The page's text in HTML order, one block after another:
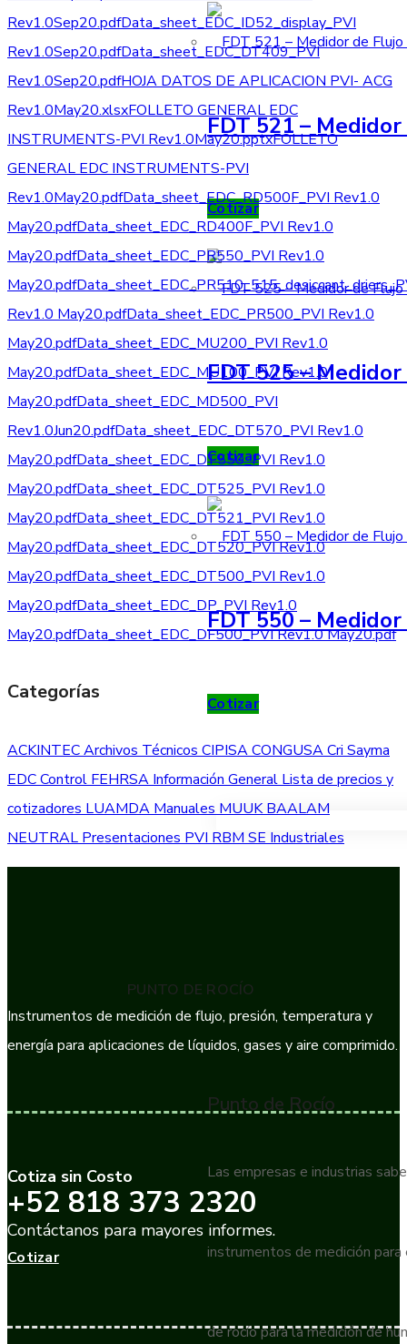
FDT 521 –
Cotizar
FDT 525 –
Cotizar
FDT 550 –
Cotizar
VER TODOS LOS
PUNTO DE ROCÍO
Punto de Rocío
Las empresas e industrias
instrumentos de medición
de rocío para la medición de
Rev1.0Sep20.pdfData_sheet_EDC_ID52_display_PVI
Rev1.0Sep20.pdfData_sheet_EDC_DT409_PVI
Rev1.0Sep20.pdfHOJA DATOS DE APLICACION PVI- ACG
Rev1.0May20.xlsxFOLLETO GENERAL EDC
INSTRUMENTS-PVI Rev1.0May20.pptxFOLLETO
GENERAL EDC INSTRUMENTS-PVI
Rev1.0May20.pdfData_sheet_EDC_RD500F_PVI Rev1.0
May20.pdfData_sheet_EDC_RD400F_PVI Rev1.0
May20.pdfData_sheet_EDC_PR550_PVI Rev1.0
May20.pdf
Rev1.0 May20.pdfData_sheet_EDC_PR500_PVI Rev1.0
May20.pdfData_sheet_EDC_MU200_PVI Rev1.0
May20.pdfData_sheet_EDC_MU100_PVI Rev1.0
May20.pdfData_sheet_EDC_MD500_PVI
Rev1.0Jun20.pdfData_sheet_EDC_DT570_PVI Rev1.0
May20.pdfData_sheet_EDC_DT550_PVI Rev1.0
May20.pdfData_sheet_EDC_DT525_PVI Rev1.0
May20.pdfData_sheet_EDC_DT521_PVI Rev1.0
May20.pdfData_sheet_EDC_DT520_PVI Rev1.0
May20.pdfData_sheet_EDC_DT500_PVI Rev1.0
May20.pdfData_sheet_EDC_DP_PVI Rev1.0
May20.pdfData_sheet_EDC_DF500_PVI Rev1.0 May20.pdf
Categorías
ACKINTECArchivos Técnicos CIPISACONGUSACri Sayma
EDC Control FEHRSA Información General Lista de precios y
cotizadores LUAMDA Manuales MUUK BAALAM
NEUTRAL Presentaciones PVI RBM SE Industriales
Instrumentos de medición de flujo, presión, temperatura y
energía para aplicaciones de líquidos, gases y aire comprimido.
Cotiza sin Costo
+52 818 373 2320
Contáctanos para mayores informes.
Cotizar